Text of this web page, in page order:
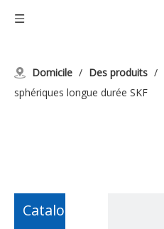
Domicile / Des produits /
sphériques longue durée SKF
Catalogue